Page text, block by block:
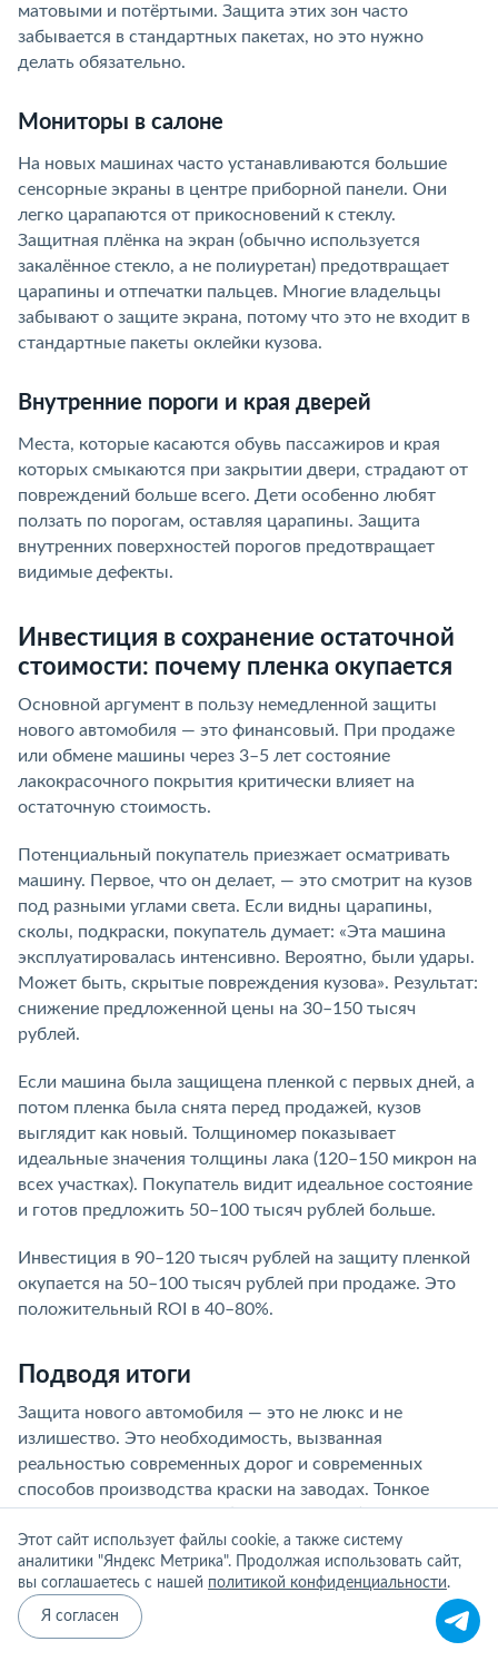
матовыми и потёртыми. Защита этих зон часто
забывается в стандартных пакетах, но это нужно
делать обязательно.
Мониторы в салоне
На новых машинах часто устанавливаются большие
сенсорные экраны в центре приборной панели. Они
легко царапаются от прикосновений к стеклу.
Защитная плёнка на экран (обычно используется
закалённое стекло, а не полиуретан) предотвращает
царапины и отпечатки пальцев. Многие владельцы
забывают о защите экрана, потому что это не входит в
стандартные пакеты оклейки кузова.
Внутренние пороги и края дверей
Места, которые касаются обувь пассажиров и края
которых смыкаются при закрытии двери, страдают от
повреждений больше всего. Дети особенно любят
ползать по порогам, оставляя царапины. Защита
внутренних поверхностей порогов предотвращает
видимые дефекты.
Инвестиция в сохранение остаточной
стоимости: почему пленка окупается
Основной аргумент в пользу немедленной защиты
нового автомобиля — это финансовый. При продаже
или обмене машины через 3–5 лет состояние
лакокрасочного покрытия критически влияет на
остаточную стоимость.
Потенциальный покупатель приезжает осматривать
машину. Первое, что он делает, — это смотрит на кузов
под разными углами света. Если видны царапины,
сколы, подкраски, покупатель думает: «Эта машина
эксплуатировалась интенсивно. Вероятно, были удары.
Может быть, скрытые повреждения кузова». Результат:
снижение предложенной цены на 30–150 тысяч
рублей.
Если машина была защищена пленкой с первых дней, а
потом пленка была снята перед продажей, кузов
выглядит как новый. Толщиномер показывает
идеальные значения толщины лака (120–150 микрон на
всех участках). Покупатель видит идеальное состояние
и готов предложить 50–100 тысяч рублей больше.
Инвестиция в 90–120 тысяч рублей на защиту пленкой
окупается на 50–100 тысяч рублей при продаже. Это
положительный ROI в 40–80%.
Подводя итоги
Защита нового автомобиля — это не люкс и не
излишество. Это необходимость, вызванная
реальностью современных дорог и современных
способов производства краски на заводах. Тонкое
машинах требует защиты уже в первый день владения.
Creative Team Print рекомендует все новым владельцам
выполнить оклейку полиуретановой пленкой в первые
72 часа после покупки. Это позволит сохранить
Этот сайт использует файлы cookie, а также систему
аналитики "Яндекс Метрика". Продолжая использовать сайт,
вы соглашаетесь с нашей политикой конфиденциальности.
Я согласен